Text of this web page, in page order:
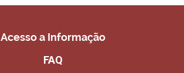
Acesso a Informação
FAQ